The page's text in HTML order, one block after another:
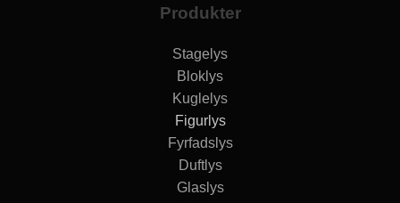
Produkter
Stagelys
Bloklys
Kuglelys
Figurlys
Fyrfadslys
Duftlys
Glaslys